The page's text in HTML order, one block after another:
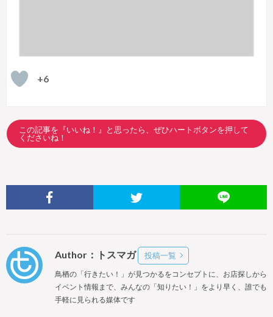
+6
この記事を『いいね！』と思ったら、ぜひハートボタンを押して
くださいね！
Author：トスマガ 投稿一覧
鳥栖の「行きたい！」が見つかるをコンセプトに、お店探しから
イベント情報まで、みんなの「知りたい！」をより早く、誰でも
手軽に見られる媒体です